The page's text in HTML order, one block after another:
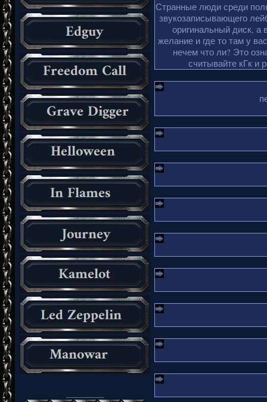
Странные люди среди
звукозаписывающего
оригинальный диск, а
желание и где то там у
нечем что ли? Это
считывайте кГк и